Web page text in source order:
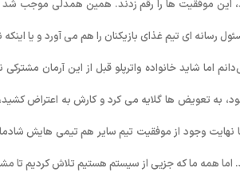
این موفقیت ها را رقم زدند. همین همدلی موجب
رسانه ای تیم غذای بازیکنان را هم می آورد و یا
شاید خانواده واترپلو قبل از این آرمان مشترکی
به تعویض ها گلایه می کرد و کارش به اعتراض کشید،
نهایت وجود از موفقیت تیم سایر هم تیمی هایش
همه ما که جزیی از سیستم هستیم تلاش کردیم تا